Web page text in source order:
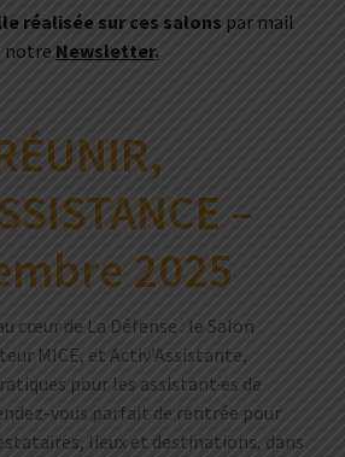
réalisée sur ces salons par mail
notre Newsletter.
–
2025
cœur de La Défense : le Salon
MICE, et Activ’Assistante,
pour les assistant·es de
vous parfait de rentrée pour
lieux et destinations, dans